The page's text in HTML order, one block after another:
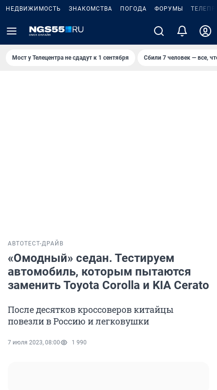
НЕДВИЖИМОСТЬ ЗНАКОМСТВА ПОГОДА ФОРУМЫ
Мост у Телецентра не сдадут к 1 сентября Сбили 7 человек — все,
АВТОТЕСТ-ДРАЙВ
«Омодный» седан. Тестируем
автомобиль, которым пытаются
заменить Toyota Corolla и KIA Cerato
После десятков кроссоверов китайцы
повезли в Россию и легковушки
7 июля 2023, 08:00 1 990